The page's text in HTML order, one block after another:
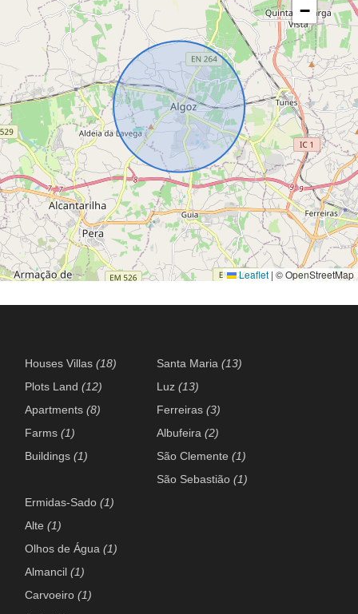
−
Leaflet | © OpenStreetMap
Houses Villas(18)
Plots Land(12)
Apartments(8)
Farms(1)
Buildings(1)
Santa Maria(13)
Luz(13)
Ferreiras(3)
Albufeira(2)
São Clemente(1)
São Sebastião(1)
Ermidas-Sado(1)
Alte(1)
Olhos de Água(1)
Almancil(1)
Carvoeiro(1)